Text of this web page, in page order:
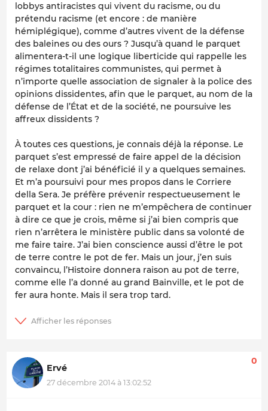
lobbys antiracistes qui vivent du racisme, ou du
prétendu racisme (et encore : de manière
hémiplégique), comme d’autres vivent de la défense
des baleines ou des ours ? Jusqu’à quand le parquet
alimentera-t-il une logique liberticide qui rappelle les
régimes totalitaires communistes, qui permet à
n’importe quelle association de signaler à la police des
opinions dissidentes, afin que le parquet, au nom de la
défense de l’État et de la société, ne poursuive les
affreux dissidents ?
À toutes ces questions, je connais déjà la réponse. Le
parquet s’est empressé de faire appel de la décision
de relaxe dont j’ai bénéficié il y a quelques semaines.
Et m’a poursuivi pour mes propos dans le Corriere
della Sera. Je préfère prévenir respectueusement le
parquet et la cour : rien ne m’empêchera de continuer
à dire ce que je crois, même si j’ai bien compris que
rien n’arrêtera le ministère public dans sa volonté de
me faire taire. J’ai bien conscience aussi d’être le pot
de terre contre le pot de fer. Mais un jour, j’en suis
convaincu, l’Histoire donnera raison au pot de terre,
comme elle l’a donné au grand Bainville, et le pot de
fer aura honte. Mais il sera trop tard.
Ervé
27 décembre 2014 à 13:02:52
0